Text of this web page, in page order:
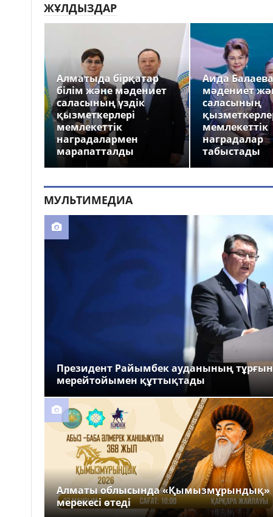
ЖҰЛДЫЗДАР
Алматыда бірқатар
білім және мәдениет
саласының үздік
қызметкерлері
мемлекеттік
наградалармен
марапатталды
Аида Балаева
мәдениет
саласының
мемлекеттік
наградалар
табыстады
МУЛЬТИМЕДИА
Президент Райымбек ауданының
мерейтойымен құттықтады
Алматы облысында «Қымызмұрындық»
мерекесі өтеді